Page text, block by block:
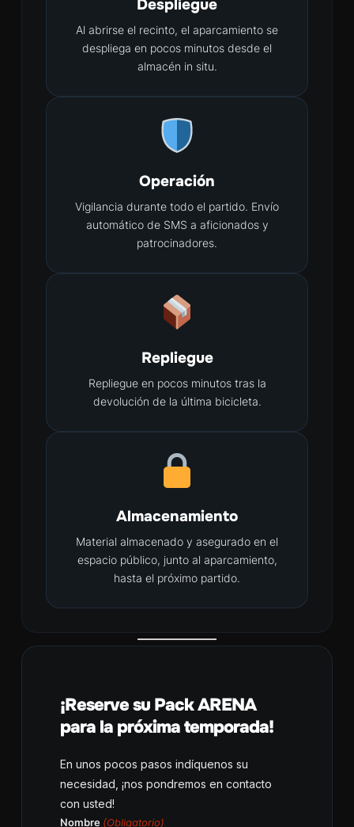
Despliegue
Al abrirse el recinto, el aparcamiento se
despliega en pocos minutos desde el
almacén in situ.
Operación
Vigilancia durante todo el partido. Envío
automático de SMS a aficionados y
patrocinadores.
Repliegue
Repliegue en pocos minutos tras la
devolución de la última bicicleta.
Almacenamiento
Material almacenado y asegurado en el
espacio público, junto al aparcamiento,
hasta el próximo partido.
¡Reserve su Pack ARENA
para la próxima temporada!
En unos pocos pasos indíquenos su
necesidad, ¡nos pondremos en contacto
con usted!
Nombre (Obligatorio)